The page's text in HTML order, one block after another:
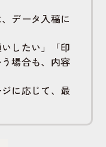
データ入稿に
したい」「印
場合も、内容
に応じて、最